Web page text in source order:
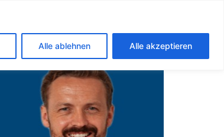
Alle ablehnen Alle akzeptieren